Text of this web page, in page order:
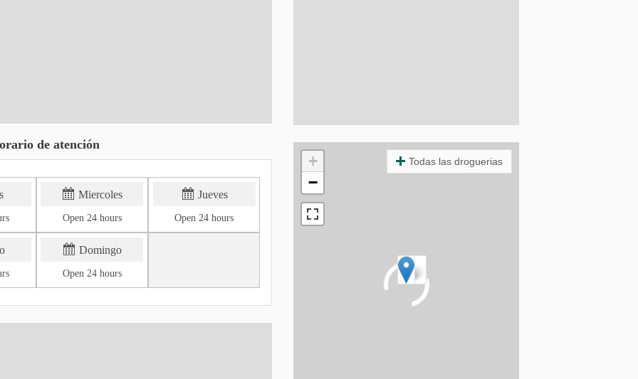
de atención
Miercoles
Open 24 hours
Jueves
Open 24 hours
Domingo
Open 24 hours
+
−
Todas las droguerias